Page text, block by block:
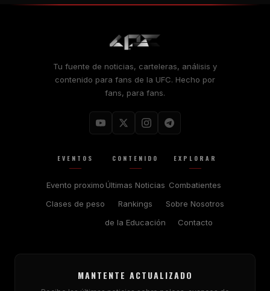
Tu fuente de noticias, carteleras, análisis y
contenido para fans de la UFC. Hecho por
fans, para fans.
EVENTOS
Evento proximo
Clases de peso
CONTENIDO
Últimas Noticias
Rankings
de la Educación
EXPLORAR
Combatientes
Sobre Nosotros
Contacto
MANTENTE ACTUALIZADO